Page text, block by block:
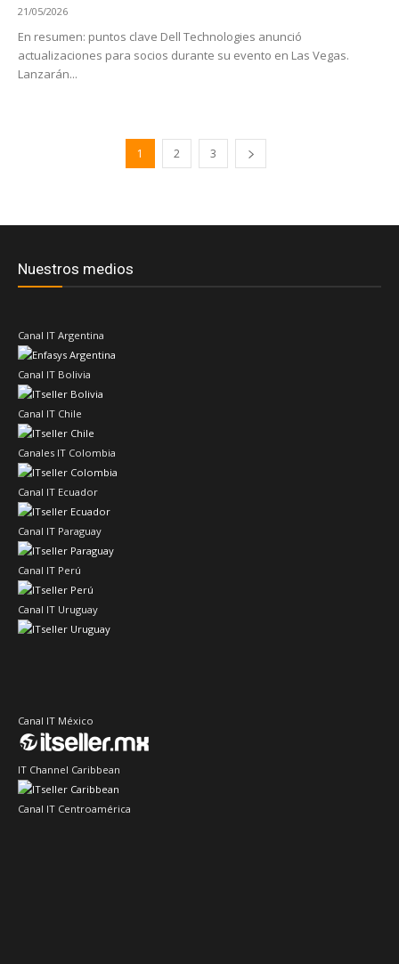
21/05/2026
En resumen: puntos clave Dell Technologies anunció
actualizaciones para socios durante su evento en Las Vegas.
Lanzarán...
1 2 3
Nuestros medios
Canal IT Argentina
Canal IT Bolivia
Canal IT Chile
Canales IT Colombia
Canal IT Ecuador
Canal IT Paraguay
Canal IT Perú
Canal IT Uruguay
Canal IT México
IT Channel Caribbean
Canal IT Centroamérica